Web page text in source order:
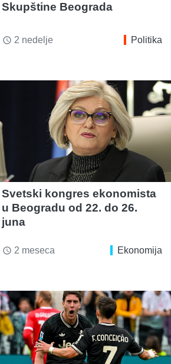
Skupštine Beograda
access_time 2 nedelje Politika
Svetski kongres ekonomista
u Beogradu od 22. do 26.
juna
access_time 2 meseca Ekonomija